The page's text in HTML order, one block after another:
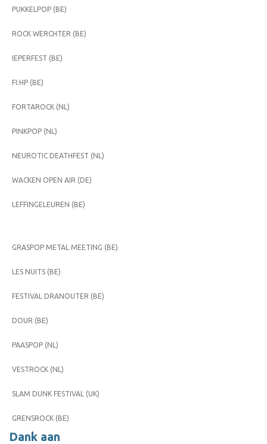
PUKKELPOP (BE)
ROCK WERCHTER (BE)
IEPERFEST (BE)
FI:HP (BE)
FORTAROCK (NL)
PINKPOP (NL)
NEUROTIC DEATHFEST (NL)
WACKEN OPEN AIR (DE)
LEFFINGELEUREN (BE)
GRASPOP METAL MEETING (BE)
LES NUITS (BE)
FESTIVAL DRANOUTER (BE)
DOUR (BE)
PAASPOP (NL)
VESTROCK (NL)
SLAM DUNK FESTIVAL (UK)
GRENSROCK (BE)
Dank aan